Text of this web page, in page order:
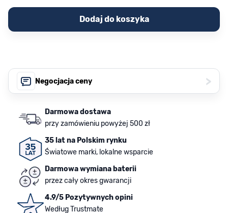
Dodaj do koszyka
Negocjacja ceny >
Darmowa dostawa
przy zamówieniu powyżej 500 zł
35 lat na Polskim rynku
Światowe marki, lokalne wsparcie
Darmowa wymiana baterii
przez cały okres gwarancji
4.9/5 Pozytywnych opini
Według Trustmate